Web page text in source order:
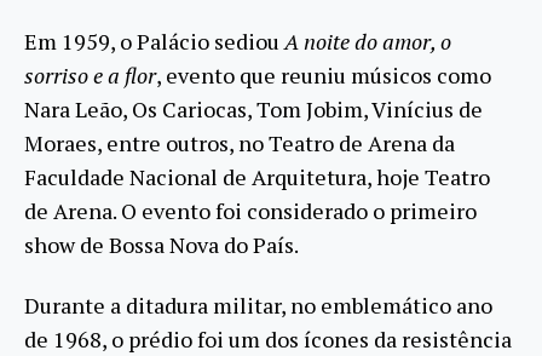
Em 1959, o Palácio sediou A noite do amor, o
sorriso e a flor, evento que reuniu músicos como
Nara Leão, Os Cariocas, Tom Jobim, Vinícius de
Moraes, entre outros, no Teatro de Arena da
Faculdade Nacional de Arquitetura, hoje Teatro
de Arena. O evento foi considerado o primeiro
show de Bossa Nova do País.
Durante a ditadura militar, no emblemático ano
de 1968, o prédio foi um dos ícones da resistência